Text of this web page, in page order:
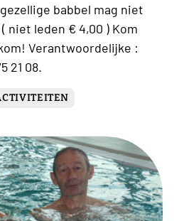
babbel mag niet
niet leden € 4,00 ) Kom
Verantwoordelijke :
21 08.